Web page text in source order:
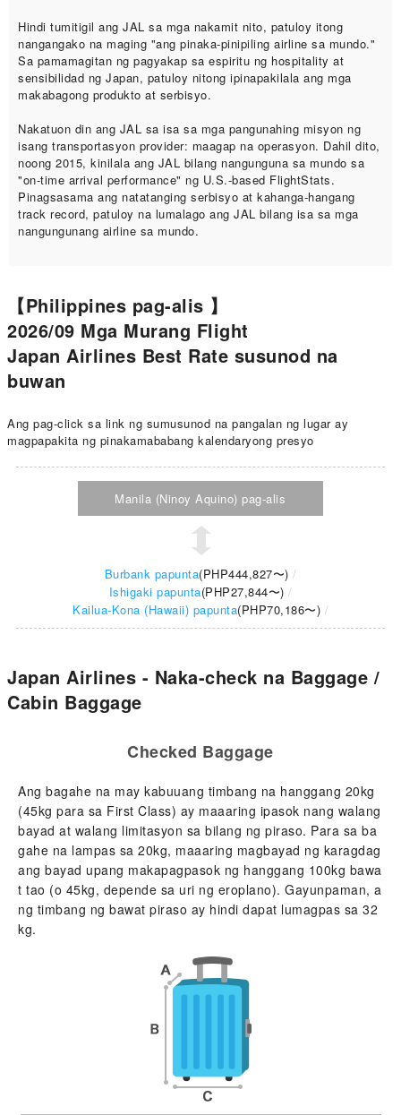
Hindi tumitigil ang JAL sa mga nakamit nito, patuloy itong
nangangako na maging "ang pinaka-pinipiling airline sa mundo."
Sa pamamagitan ng pagyakap sa espiritu ng hospitality at
sensibilidad ng Japan, patuloy nitong ipinapakilala ang mga
makabagong produkto at serbisyo.
Nakatuon din ang JAL sa isa sa mga pangunahing misyon ng
isang transportasyon provider: maagap na operasyon. Dahil dito,
noong 2015, kinilala ang JAL bilang nangunguna sa mundo sa
"on-time arrival performance" ng U.S.-based FlightStats.
Pinagsasama ang natatanging serbisyo at kahanga-hangang
track record, patuloy na lumalago ang JAL bilang isa sa mga
nangungunang airline sa mundo.
【Philippines pag-alis 】
2026/09 Mga Murang Flight
Japan Airlines Best Rate susunod na
buwan
Ang pag-click sa link ng sumusunod na pangalan ng lugar ay
magpapakita ng pinakamababang kalendaryong presyo
Manila (Ninoy Aquino) pag-alis
Burbank papunta(PHP444,827〜)
Ishigaki papunta(PHP27,844〜)
Kailua-Kona (Hawaii) papunta(PHP70,186〜)
Japan Airlines - Naka-check na Baggage /
Cabin Baggage
Checked Baggage
Ang bagahe na may kabuuang timbang na hanggang 20kg
(45kg para sa First Class) ay maaaring ipasok nang walang
bayad at walang limitasyon sa bilang ng piraso. Para sa ba
gahe na lampas sa 20kg, maaaring magbayad ng karagdag
ang bayad upang makapagpasok ng hanggang 100kg bawa
t tao (o 45kg, depende sa uri ng eroplano). Gayunpaman, a
ng timbang ng bawat piraso ay hindi dapat lumagpas sa 32
kg.